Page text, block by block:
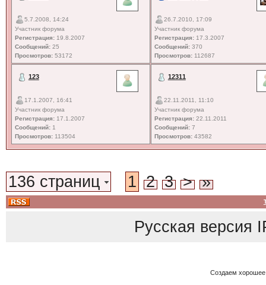
5.7.2008, 14:24
Участник форума
Регистрация:19.8.2007
Сообщений:25
Просмотров:53172
26.7.2010, 17:09
Участник форума
Регистрация:17.3.2007
Сообщений:370
Просмотров:112687
123
17.1.2007, 16:41
Участник форума
Регистрация:17.1.2007
Сообщений:1
Просмотров:113504
12311
22.11.2011, 11:10
Участник форума
Регистрация:22.11.2011
Сообщений:7
Просмотров:43582
136 страниц 1 2 3 > »
Русская версия
Создаем